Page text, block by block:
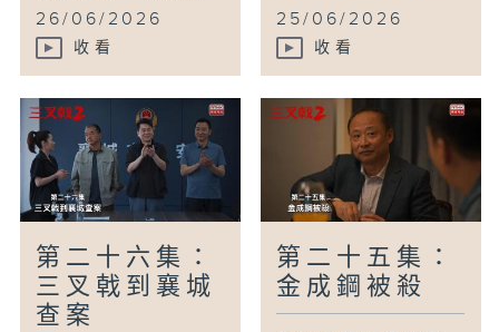
26/06/2026
收看
25/06/2026
收看
第二十六集：
三叉戟到襄城
查案
第二十五集：
金成鋼被殺